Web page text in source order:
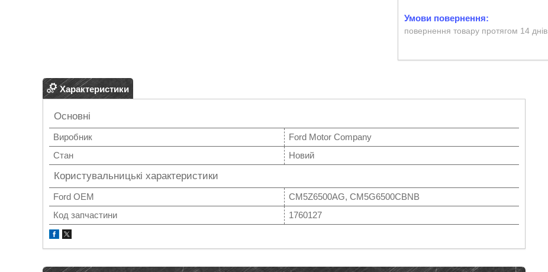
повернення товару протягом 14 днів
Характеристики
Основні
Виробник
Ford Motor Company
Стан
Новий
Користувальницькі характеристики
Ford OEM
CM5Z6500AG, CM5G6500CBNB
Код запчастини
1760127